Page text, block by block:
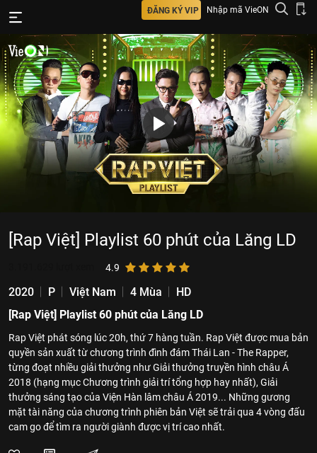
ĐĂNG KÝ VIP Nhập mã VieON
[Rap Việt] Playlist 60 phút của Lăng LD
4.9
2020 P Việt Nam 4 Mùa
HD
[Rap Việt] Playlist 60 phút của Lăng LD
Rap Việt phát sóng lúc 20h, thứ 7 hàng tuần. Rap Việt được mua bản
quyền sản xuất từ chương trình đình đám Thái Lan - The Rapper,
từng đoạt nhiều giải thưởng như Giải thưởng truyền hình châu Á
2018 (hạng mục Chương trình giải trí tổng hợp hay nhất), Giải
thưởng sáng tạo của Viện Hàn lâm châu Á 2019... Những gương
mặt tài năng của chương trình phiên bản Việt sẽ trải qua 4 vòng đấu
cam go để tìm ra người giành được vị trí cao nhất.